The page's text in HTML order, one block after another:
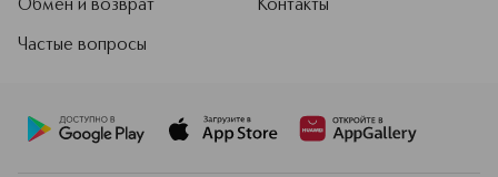
Обмен и возврат
Частые вопросы
Контакты